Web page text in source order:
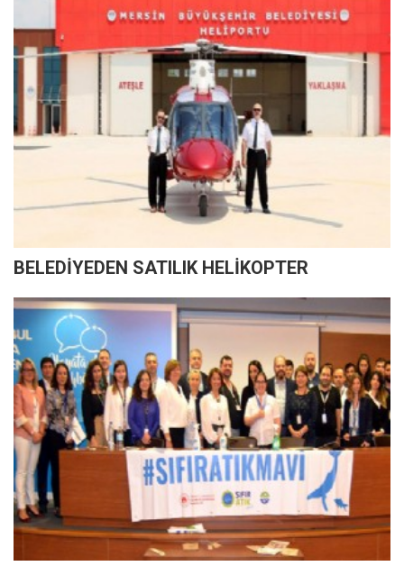
BELEDİYEDEN SATILIK HELİKOPTER